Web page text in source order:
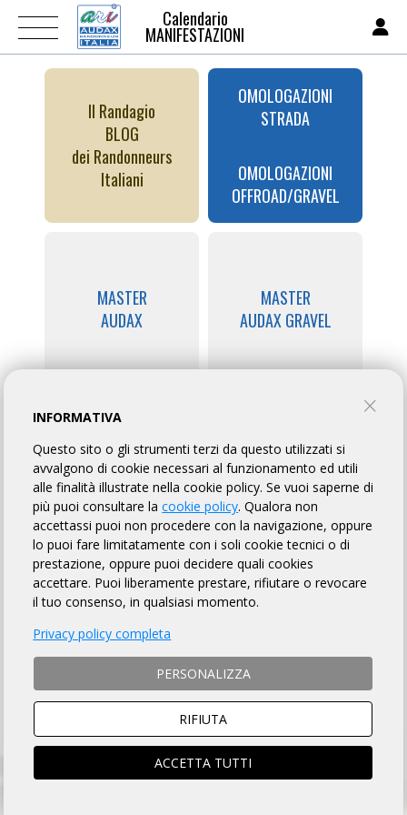
Calendario
MANIFESTAZIONI
Il Randagio
BLOG
dei Randonneurs
Italiani
OMOLOGAZIONI
STRADA
OMOLOGAZIONI
OFFROAD/GRAVEL
MASTER
AUDAX
MASTER
AUDAX GRAVEL
CHALLENGE
MANUALI
e REGOLAMENTI
Come
ISCRIVERSI
ad una
manifestazione
Come diventare
CICLISTA
CAMPIONATI ENTI
INFORMATIVA
Questo sito o gli strumenti terzi da questo utilizzati si
avvalgono di cookie necessari al funzionamento ed utili
alle finalità illustrate nella cookie policy. Se vuoi saperne di
più puoi consultare lacookie policy. Qualora non
accettassi puoi non procedere con la navigazione, oppure
lo puoi fare limitatamente con i soli cookie tecnici o di
prestazione, oppure puoi decidere quali cookies
accettare. Puoi liberamente prestare, rifiutare o revocare
il tuo consenso, in qualsiasi momento.
Privacy policy completa
PERSONALIZZA
RIFIUTA
ACCETTA TUTTI